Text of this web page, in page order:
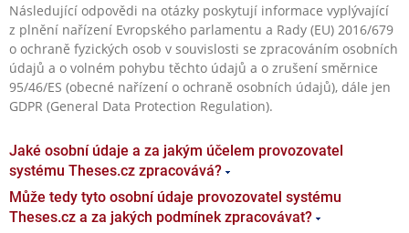
Následující odpovědi na otázky poskytují informace vyplývající
z plnění nařízení Evropského parlamentu a Rady (EU) 2016/679
o ochraně fyzických osob v souvislosti se zpracováním osobních
údajů a o volném pohybu těchto údajů a o zrušení směrnice
95/46/ES (obecné nařízení o ochraně osobních údajů), dále jen
GDPR (General Data Protection Regulation).
Jaké osobní údaje a za jakým účelem provozovatel
systému Theses.cz zpracovává?
Může tedy tyto osobní údaje provozovatel systému
Theses.cz a za jakých podmínek zpracovávat?